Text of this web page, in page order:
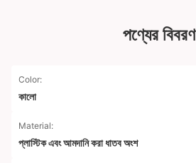
পণ্যের বিবরণ
Color:
কালো
Material:
প্লাস্টিক এবং আমদানি করা ধাতব অংশ